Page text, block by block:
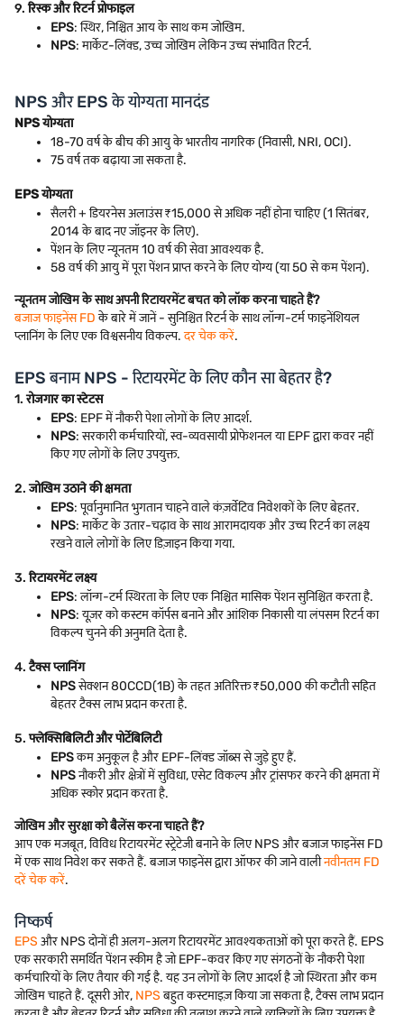
9.रिस्क और रिटर्न प्रोफाइल
EPS: स्थिर, निश्चित आय के साथ कम जोखिम.
NPS: मार्केट-लिंक्ड, उच्च जोखिम लेकिन उच्च संभावित रिटर्न.
NPS और EPS के योग्यता मानदंड
NPS योग्यता
18-70 वर्ष के बीच की आयु के भारतीय नागरिक (निवासी, NRI, OCI).
75 वर्ष तक बढ़ाया जा सकता है.
EPS योग्यता
सैलरी + डियरनेस अलाउंस ₹15,000 से अधिक नहीं होना चाहिए (1 सितंबर,
2014 के बाद नए जॉइनर के लिए).
पेंशन के लिए न्यूनतम 10 वर्ष की सेवा आवश्यक है.
58 वर्ष की आयु में पूरा पेंशन प्राप्त करने के लिए योग्य (या 50 से कम पेंशन).
न्यूनतम जोखिम के साथ अपनी रिटायरमेंट बचत को लॉक करना चाहते हैं?
बजाज फाइनेंस FDके बारे में जानें - सुनिश्चित रिटर्न के साथ लॉन्ग-टर्म फाइनेंशियल
प्लानिंग के लिए एक विश्वसनीय विकल्प.दर चेक करें.
EPS बनाम NPS - रिटायरमेंट के लिए कौन सा बेहतर है?
1.रोजगार का स्टेटस
EPS: EPF में नौकरी पेशा लोगों के लिए आदर्श.
NPS: सरकारी कर्मचारियों, स्व-व्यवसायी प्रोफेशनल या EPF द्वारा कवर नहीं
किए गए लोगों के लिए उपयुक्त.
2.जोखिम उठाने की क्षमता
EPS: पूर्वानुमानित भुगतान चाहने वाले कंज़र्वेटिव निवेशकों के लिए बेहतर.
NPS: मार्केट के उतार-चढ़ाव के साथ आरामदायक और उच्च रिटर्न का लक्ष्य
रखने वाले लोगों के लिए डिज़ाइन किया गया.
3.रिटायरमेंट लक्ष्य
EPS: लॉन्ग-टर्म स्थिरता के लिए एक निश्चित मासिक पेंशन सुनिश्चित करता है.
NPS: यूज़र को कस्टम कॉर्पस बनाने और आंशिक निकासी या लंपसम रिटर्न का
विकल्प चुनने की अनुमति देता है.
4.टैक्स प्लानिंग
NPSसेक्शन 80CCD(1B) के तहत अतिरिक्त ₹50,000 की कटौती सहित
बेहतर टैक्स लाभ प्रदान करता है.
5.फ्लेक्सिबिलिटी और पोर्टेबिलिटी
EPSकम अनुकूल है और EPF-लिंक्ड जॉब्स से जुड़े हुए हैं.
NPSनौकरी और क्षेत्रों में सुविधा, एसेट विकल्प और ट्रांसफर करने की क्षमता में
अधिक स्कोर प्रदान करता है.
जोखिम और सुरक्षा को बैलेंस करना चाहते हैं?
आप एक मजबूत, विविध रिटायरमेंट स्ट्रेटेजी बनाने के लिए NPS और बजाज फाइनेंस FD
में एक साथ निवेश कर सकते हैं. बजाज फाइनेंस द्वारा ऑफर की जाने वालीनवीनतम FD
दरें चेक करें.
निष्कर्ष
EPS और NPS दोनों ही अलग-अलग रिटायरमेंट आवश्यकताओं को पूरा करते हैं. EPS
एक सरकारी समर्थित पेंशन स्कीम है जो EPF-कवर किए गए संगठनों के नौकरी पेशा
कर्मचारियों के लिए तैयार की गई है. यह उन लोगों के लिए आदर्श है जो स्थिरता और कम
जोखिम चाहते हैं. दूसरी ओर, NPSबहुत कस्टमाइज़ किया जा सकता है, टैक्स लाभ प्रदान